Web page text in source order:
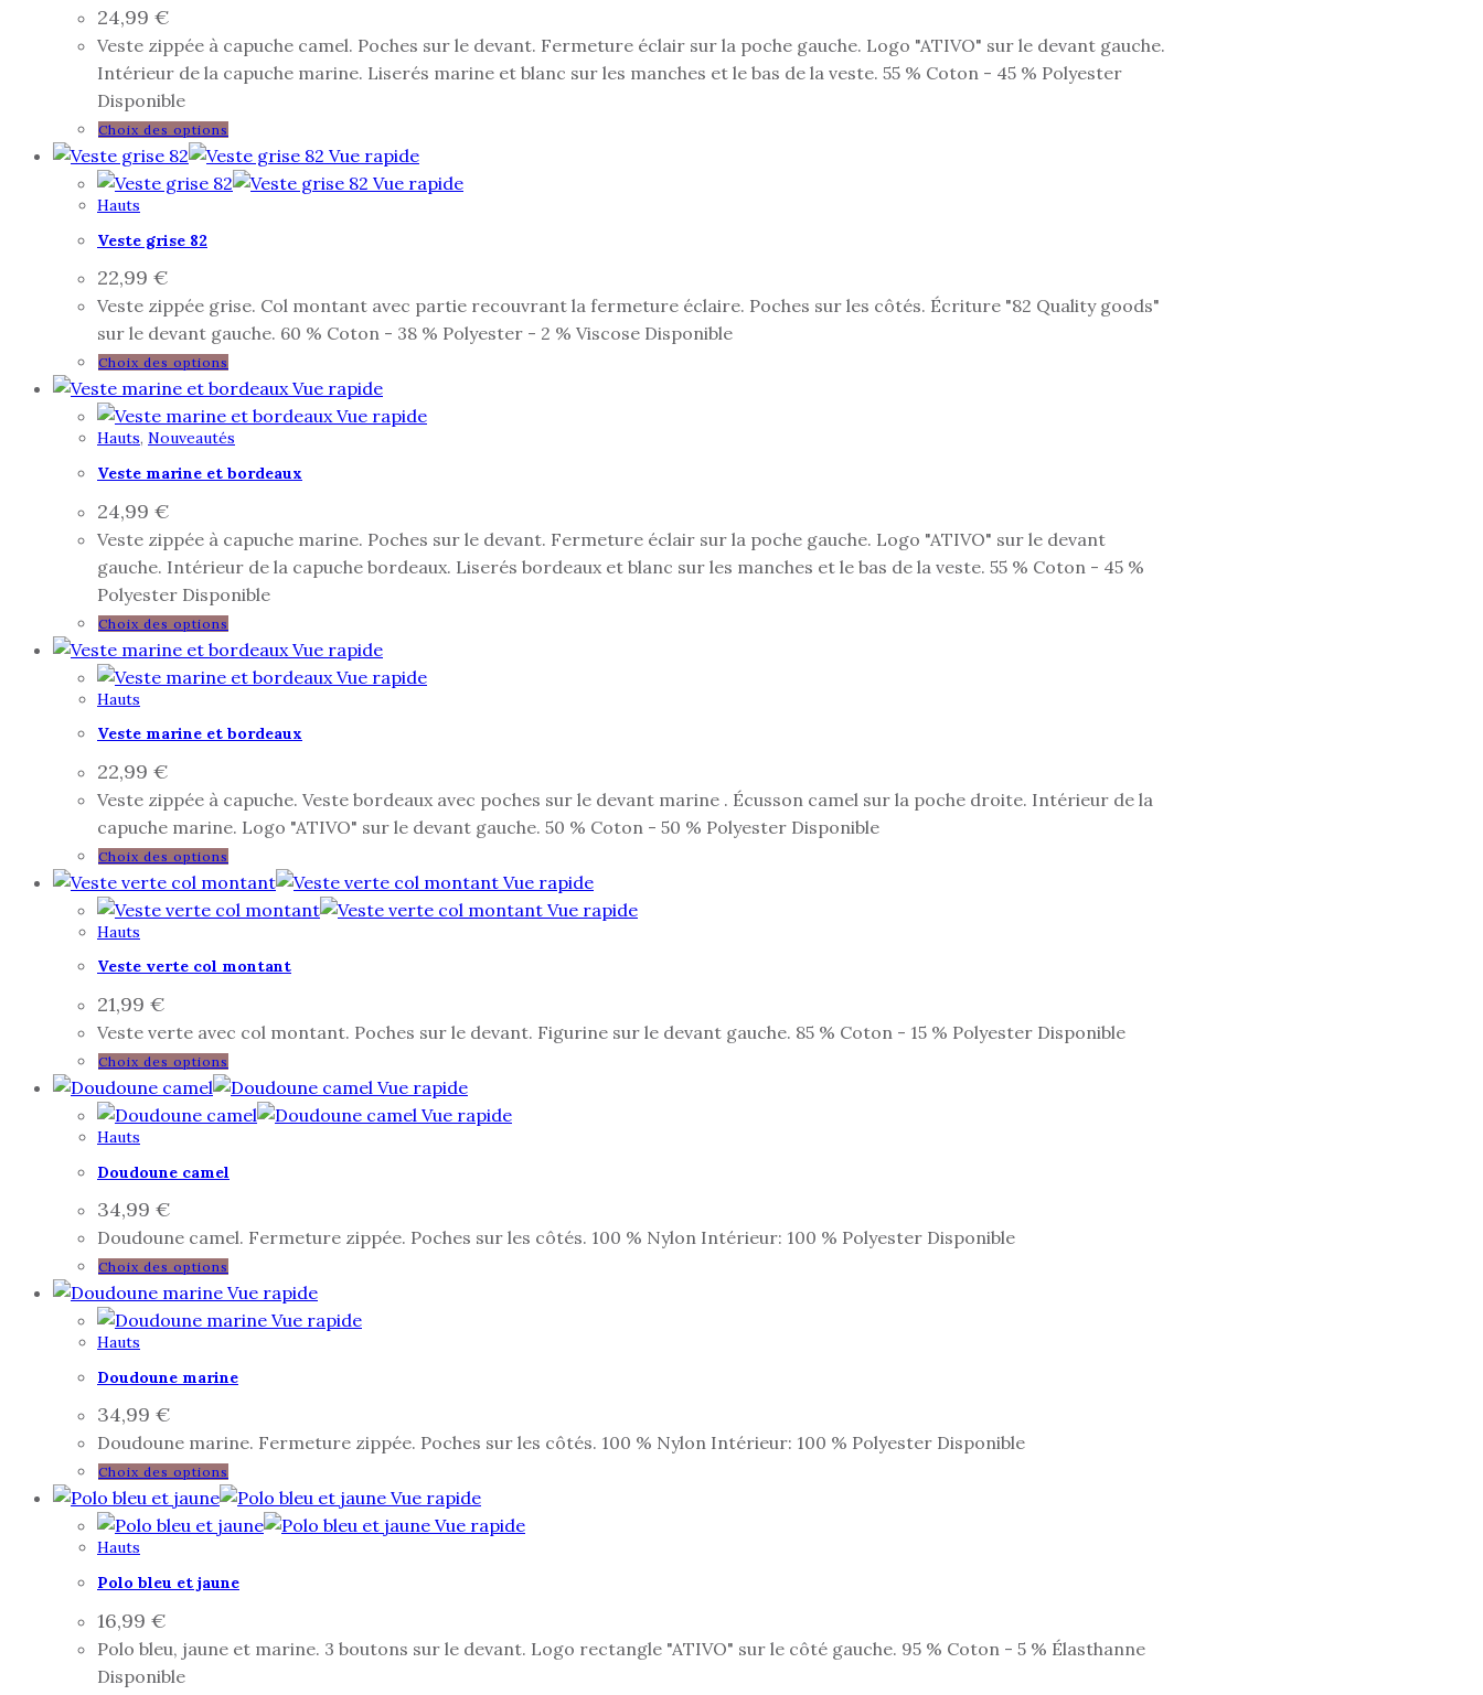
24,99 €
Veste zippée à capuche camel. Poches sur le devant. Fermeture éclair sur la poche gauche. Logo "ATIVO" sur le devant gauche.
Intérieur de la capuche marine. Liserés marine et blanc sur les manches et le bas de la veste. 55 % Coton - 45 % Polyester
Disponible
Choix des options
Vue rapide
Vue rapide
Hauts
Veste grise 82
22,99 €
Veste zippée grise. Col montant avec partie recouvrant la fermeture éclaire. Poches sur les côtés. Écriture "82 Quality goods"
sur le devant gauche. 60 % Coton - 38 % Polyester - 2 % Viscose Disponible
Choix des options
Vue rapide
Vue rapide
Hauts, Nouveautés
Veste marine et bordeaux
24,99 €
Veste zippée à capuche marine. Poches sur le devant. Fermeture éclair sur la poche gauche. Logo "ATIVO" sur le devant
gauche. Intérieur de la capuche bordeaux. Liserés bordeaux et blanc sur les manches et le bas de la veste. 55 % Coton - 45 %
Polyester Disponible
Choix des options
Vue rapide
Vue rapide
Hauts
Veste marine et bordeaux
22,99 €
Veste zippée à capuche. Veste bordeaux avec poches sur le devant marine . Écusson camel sur la poche droite. Intérieur de la
capuche marine. Logo "ATIVO" sur le devant gauche. 50 % Coton - 50 % Polyester Disponible
Choix des options
Vue rapide
Vue rapide
Hauts
Veste verte col montant
21,99 €
Veste verte avec col montant. Poches sur le devant. Figurine sur le devant gauche. 85 % Coton - 15 % Polyester Disponible
Choix des options
Vue rapide
Vue rapide
Hauts
Doudoune camel
34,99 €
Doudoune camel. Fermeture zippée. Poches sur les côtés. 100 % Nylon Intérieur: 100 % Polyester Disponible
Choix des options
Vue rapide
Vue rapide
Hauts
Doudoune marine
34,99 €
Doudoune marine. Fermeture zippée. Poches sur les côtés. 100 % Nylon Intérieur: 100 % Polyester Disponible
Choix des options
Vue rapide
Vue rapide
Hauts
Polo bleu et jaune
16,99 €
Polo bleu, jaune et marine. 3 boutons sur le devant. Logo rectangle "ATIVO" sur le côté gauche. 95 % Coton - 5 % Élasthanne
Disponible